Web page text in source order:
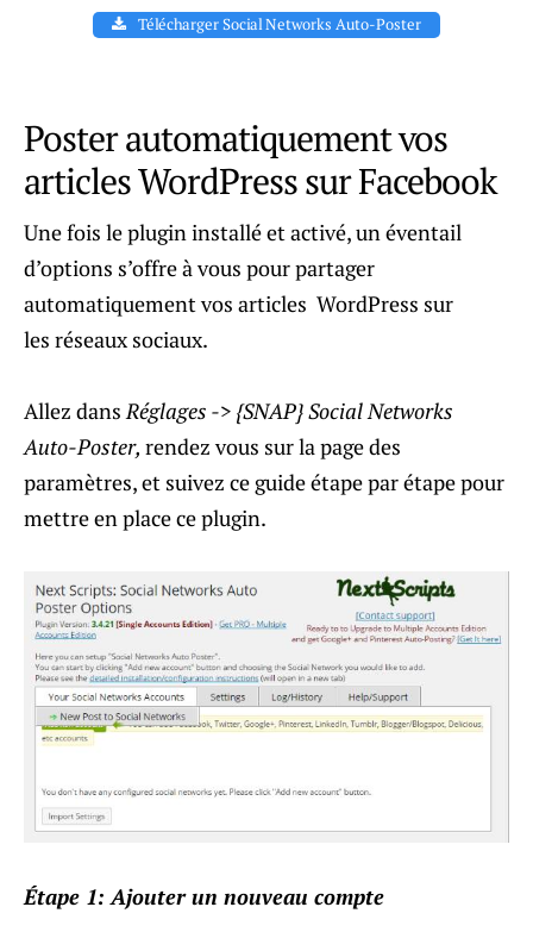
Télécharger Social Networks Auto-Poster
Poster automatiquement vos
articles WordPress sur Facebook
Une fois le plugin installé et activé, un éventail
d’options s’offre à vous pour partager
automatiquement vos articles WordPress sur
les réseaux sociaux.
Allez dansRéglages -> {SNAP} Social Networks
Auto-Poster, rendez vous sur la page des
paramètres, et suivez ce guide étape par étape pour
mettre en place ce plugin.
Étape 1: Ajouter un nouveau compte